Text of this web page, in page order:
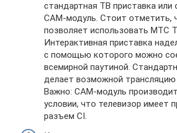
стандартная ТВ приставка или
САМ-модуль. Стоит отметить,
позволяет использовать МТС
Интерактивная приставка
с помощью которого можно
всемирной паутиной.
делает возможной трансляцию
Важно: САМ-модуль
условии, что телевизор имеет
разъем CI.